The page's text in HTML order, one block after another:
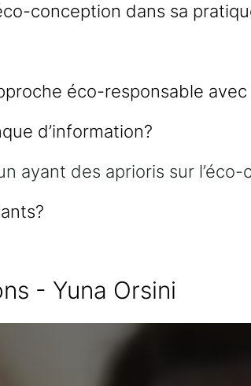
conception dans sa
éco-responsable avec
d’information?
ayant des aprioris sur
- Yuna Orsini